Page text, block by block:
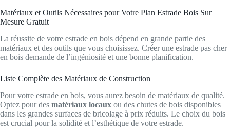
Matériaux et Outils Nécessaires pour Votre Plan Estrade Bois Sur
Mesure Gratuit
La réussite de votre estrade en bois dépend en grande partie des
matériaux et des outils que vous choisissez. Créer une estrade pas cher
en bois demande de l’ingéniosité et une bonne planification.
Liste Complète des Matériaux de Construction
Pour votre estrade en bois, vous aurez besoin de matériaux de qualité.
Optez pour des matériaux locaux ou des chutes de bois disponibles
dans les grandes surfaces de bricolage à prix réduits. Le choix du bois
est crucial pour la solidité et l’esthétique de votre estrade.